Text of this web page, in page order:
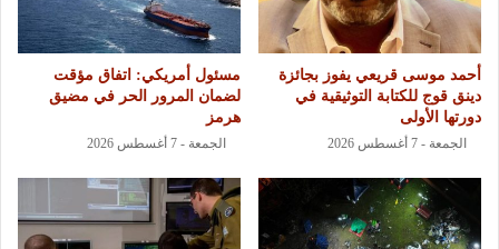
أحمد موسى قريعي يفوز بجائزة
دينق قوج للكتابة التوثيقية في
دورتها الأولى
الجمعة - 7 أغسطس 2026
مسئول أمريكي: اتفاق مؤقت
لضمان المرور الحر في مضيق
هرمز
الجمعة - 7 أغسطس 2026